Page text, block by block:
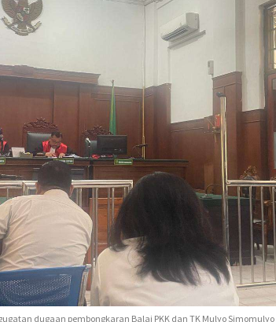
dugaan pembongkaran Balai PKK dan TK Mulyo